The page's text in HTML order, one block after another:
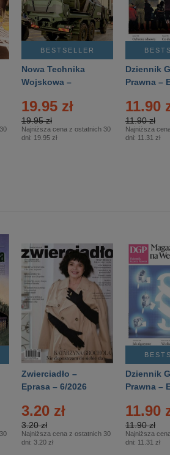
BESTSELLER
Nowa Technika
Wojskowa –
19.95 zł
19.95 zł
Najniższa cena z ostatnich 30
dni: 19.95 zł
Dziennik
Prawna –
11.90
11.90 zł
Najniższa
dni: 11.31 zł
Zwierciadło –
Eprasa – 6/2026
3.20 zł
3.20 zł
Najniższa cena z ostatnich 30
dni: 3.20 zł
Dziennik
Prawna –
11.90
11.90 zł
Najniższa
dni: 11.31 zł